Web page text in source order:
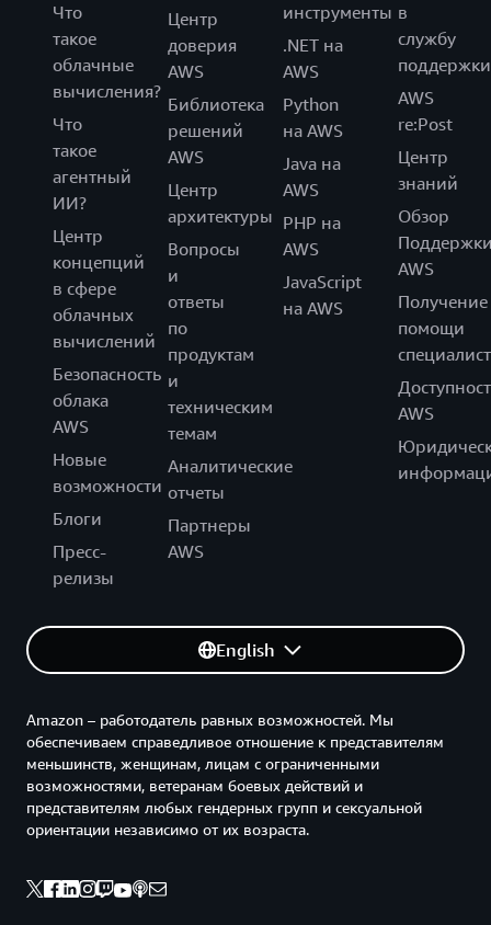
Что
такое
облачные
вычисления?
Что
такое
агентный
ИИ?
Центр
концепций
в сфере
облачных
вычислений
Безопасность
облака
AWS
Новые
возможности
Блоги
Пресс-
релизы
Центр
доверия
AWS
Библиотека
решений
AWS
Центр
архитектуры
Вопросы
и
ответы
по
продуктам
и
техническим
темам
Аналитические
отчеты
Партнеры
AWS
инструменты
.NET на
AWS
Python
на AWS
Java на
AWS
PHP на
AWS
JavaScript
на AWS
в
службу
поддержки
AWS
re:Post
Центр
знаний
Обзор
AWS
Получение
помощи
AWS
English
Amazon – работодатель равных возможностей. Мы
обеспечиваем справедливое отношение к представителям
меньшинств, женщинам, лицам с ограниченными
возможностями, ветеранам боевых действий и
представителям любых гендерных групп и сексуальной
ориентации независимо от их возраста.